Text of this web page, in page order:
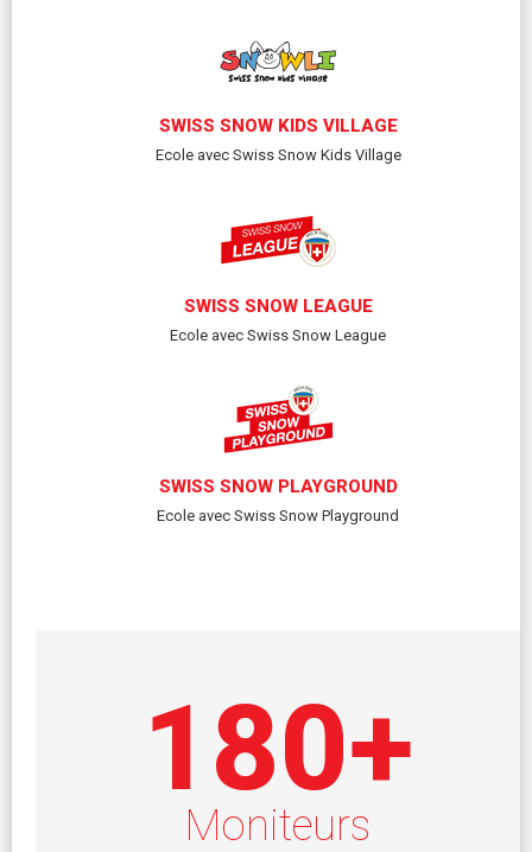
SWISS SNOW KIDS VILLAGE
Ecole avec Swiss Snow Kids Village
SWISS SNOW LEAGUE
Ecole avec Swiss Snow League
SWISS SNOW PLAYGROUND
Ecole avec Swiss Snow Playground
Moniteurs
180+